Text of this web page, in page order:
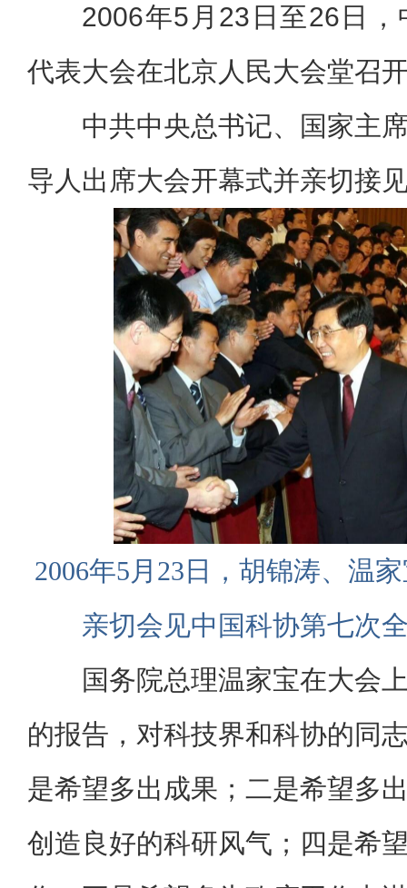
2006年5月23日至26日
代表大会在北京人民大会堂召
中共中央总书记、国家主
导人出席大会开幕式并亲切接
2006年5月23日，胡锦涛、温
亲切会见中国科协第七次
国务院总理温家宝在大会
的报告，对科技界和科协的同
是希望多出成果；二是希望多
创造良好的科研风气；四是希